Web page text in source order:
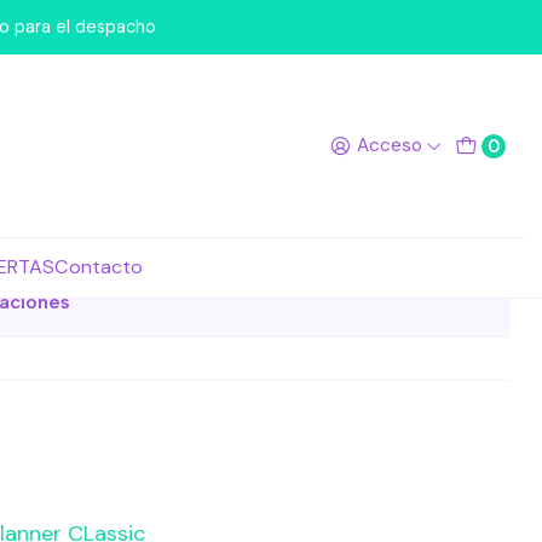
Acceso 0
Contacto
para el despacho
219 Tecito
219 Tecito
CLassic